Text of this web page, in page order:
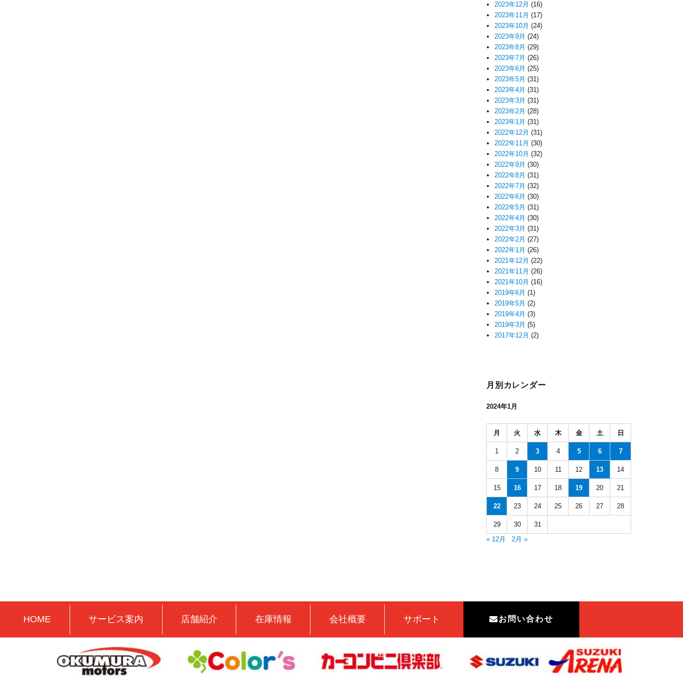
2023年12月 (16)
2023年11月 (17)
2023年10月 (24)
2023年9月 (24)
2023年8月 (29)
2023年7月 (26)
2023年6月 (25)
2023年5月 (31)
2023年4月 (31)
2023年3月 (31)
2023年2月 (28)
2023年1月 (31)
2022年12月 (31)
2022年11月 (30)
2022年10月 (32)
2022年9月 (30)
2022年8月 (31)
2022年7月 (32)
2022年6月 (30)
2022年5月 (31)
2022年4月 (30)
2022年3月 (31)
2022年2月 (27)
2022年1月 (26)
2021年12月 (22)
2021年11月 (26)
2021年10月 (16)
2019年6月 (1)
2019年5月 (2)
2019年4月 (3)
2019年3月 (5)
2017年12月 (2)
月別カレンダー
2024年1月
月 火 水 木 金 土 日
1 2 3 4 5 6 7
8 9 10 11 12 13 14
15 16 17 18 19 20 21
22 23 24 25 26 27 28
29 30
31
« 12月
2月 »
HOME サービス案内 店舗紹介 在庫情報 会社概要 サポート お問い合わせ